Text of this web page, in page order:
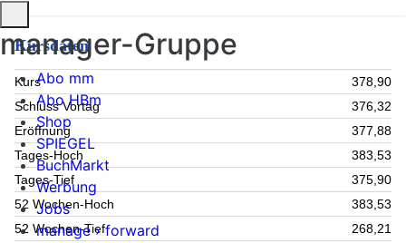
Kursdaten
Kurs
378,90
Schluss Vortag
376,32
Eröffnung
377,88
Tages-Hoch
383,53
Tages-Tief
375,90
52 Wochen-Hoch
383,53
52 Wochen-Tief
268,21
manager-Gruppe
Abo mm
Abo HBm
Shop
SPIEGEL
BuchMarkt
Werbung
Jobs
manage › forward